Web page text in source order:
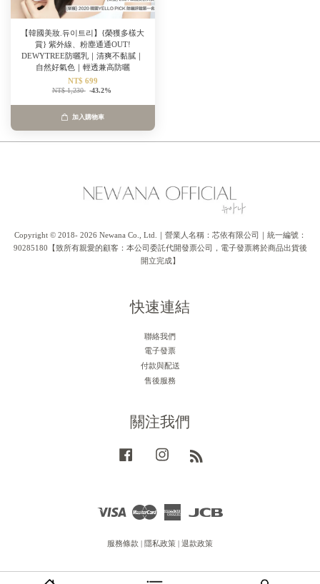
【韓國美妝.듀이트리】{榮獲多樣大
賞} 紫外線、粉塵通通OUT!
DEWYTREE防曬乳｜清爽不黏膩｜
自然好氣色｜輕透兼高防曬
NT$ 699
NT$ 1,230 -43.2%
加入購物車
Copyright © 2018- 2026 Newana Co., Ltd.｜營業人名稱：芯依有限公司｜統一編號：
90285180【致所有親愛的顧客：本公司委託代開發票公司，電子發票將於商品出貨後
開立完成】
快速連結
聯絡我們
電子發票
付款與配送
售後服務
關注我們
Facebook Instagram
Visa
American
服務條款 | 隱私政策 | 退款政策